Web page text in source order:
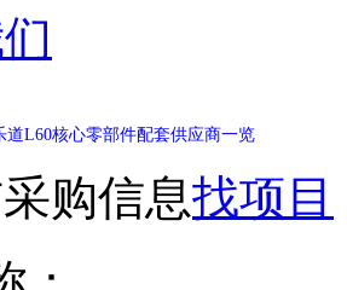
道L60核心零部件配套供应商一览
二代 AION V核心零部件配套供应商一览
购信息找项目